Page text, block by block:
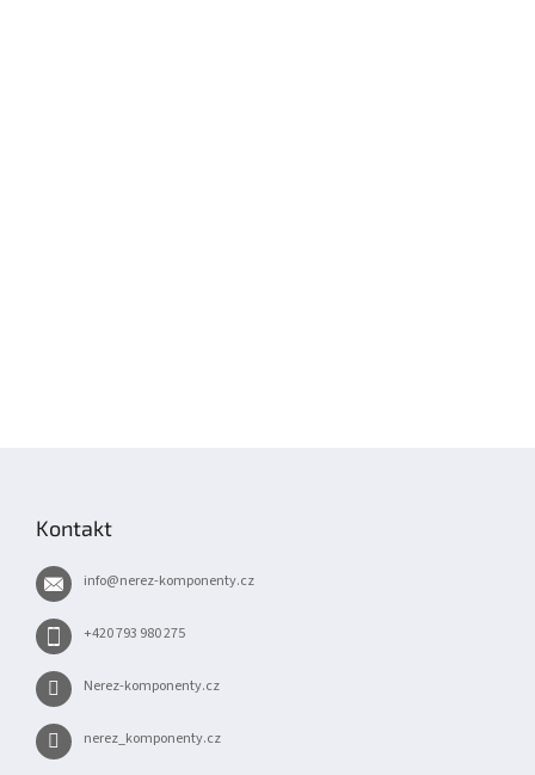
Kontakt
info@nerez-komponenty.cz
+420 793 980 275
Nerez-komponenty.cz
nerez_komponenty.cz